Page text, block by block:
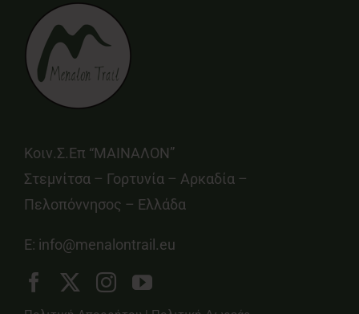
Κοιν.Σ.Επ “ΜΑΙΝΑΛΟΝ”
Στεμνίτσα – Γορτυνία – Αρκαδία –
Πελοπόννησος – Ελλάδα
E: info@menalontrail.eu